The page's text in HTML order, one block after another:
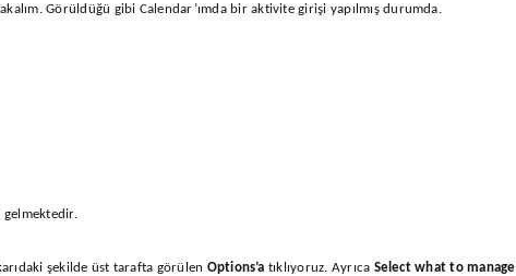
Görüldüğü gibi Calendar’ımda bir aktivite girişi yapılmış durumda.
gelmektedir.
şekilde üst tarafta görülen Options’a tıklıyoruz. Ayrıca Select what to manage